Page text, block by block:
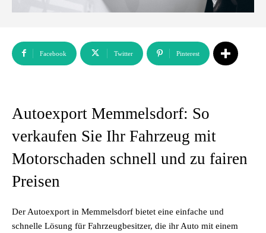
Facebook Twitter Pinterest
Autoexport Memmelsdorf: So
verkaufen Sie Ihr Fahrzeug mit
Motorschaden schnell und zu fairen
Preisen
Der Autoexport in Memmelsdorf bietet eine einfache und
schnelle Lösung für Fahrzeugbesitzer, die ihr Auto mit einem